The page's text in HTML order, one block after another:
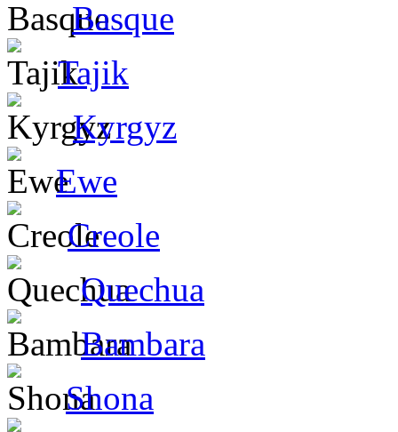
Basque
Tajik
Kyrgyz
Ewe
Creole
Quechua
Bambara
Shona